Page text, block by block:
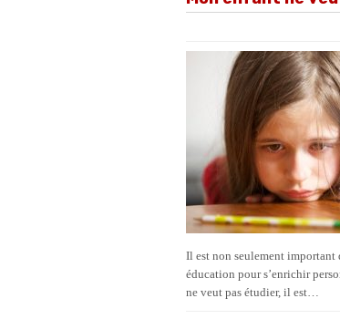
Il est non seulement important
éducation pour s’enrichir
ne veut pas étudier, il est…